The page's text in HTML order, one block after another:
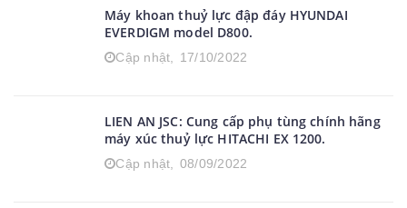
Máy khoan thuỷ lực đập đáy HYUNDAI
EVERDIGM model D800.
Cập nhật, 17/10/2022
LIEN AN JSC: Cung cấp phụ tùng chính hãng
máy xúc thuỷ lực HITACHI EX 1200.
Cập nhật, 08/09/2022